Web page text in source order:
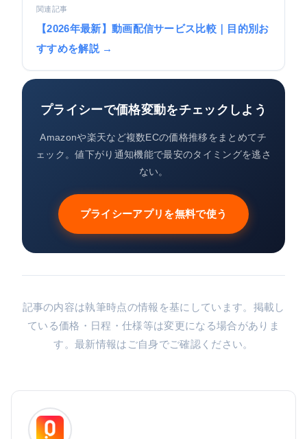
関連記事
【2026年最新】動画配信サービス比較｜目的別お
すすめを解説 →
プライシーで価格変動をチェックしよう
Amazonや楽天など複数ECの価格推移をまとめてチ
ェック。値下がり通知機能で最安のタイミングを逃さ
ない。
プライシーアプリを無料で使う
記事の内容は執筆時点の情報を基にしています。掲載し
ている価格・日程・仕様等は変更になる場合がありま
す。最新情報はご自身でご確認ください。